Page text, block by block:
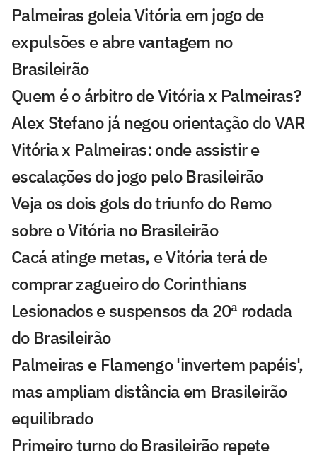
Palmeiras goleia Vitória em jogo de
expulsões e abre vantagem no
Brasileirão
Quem é o árbitro de Vitória x Palmeiras?
Alex Stefano já negou orientação do VAR
Vitória x Palmeiras: onde assistir e
escalações do jogo pelo Brasileirão
Veja os dois gols do triunfo do Remo
sobre o Vitória no Brasileirão
Cacá atinge metas, e Vitória terá de
comprar zagueiro do Corinthians
Lesionados e suspensos da 20ª rodada
do Brasileirão
Palmeiras e Flamengo 'invertem papéis',
mas ampliam distância em Brasileirão
equilibrado
Primeiro turno do Brasileirão repete